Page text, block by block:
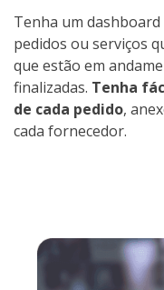
Tenha um
pedidos ou serviços
que estão em
finalizadas. Tenha
de cada pedido,
cada fornecedor.